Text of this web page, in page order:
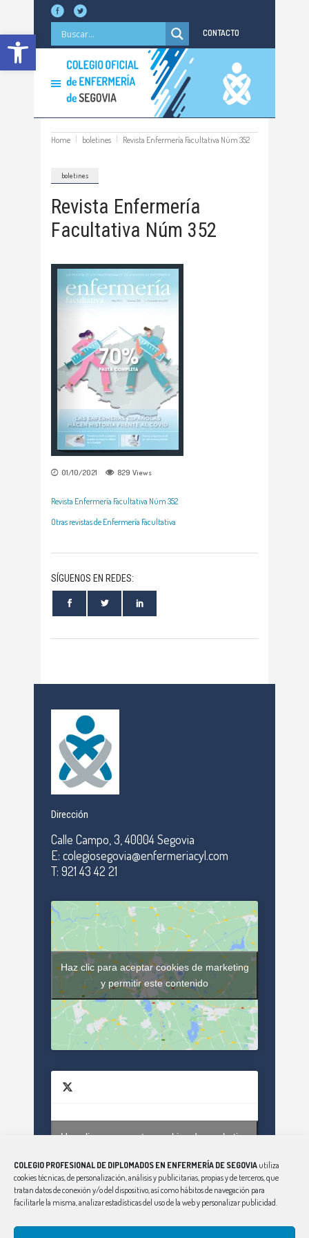
Abrir barra de herramientas
COLEGIO PROFESIONAL DE DIPLOMADOS EN ENFERMERÍA DE SEGOVIA utiliza
cookies técnicas, de personalización, análisis y publicitarias, propias y de terceros, que
tratan datos de conexión y/o del dispositivo, así como hábitos de navegación para
facilitarle la misma, analizar estadísticas del uso de la web y personalizar publicidad.
CONTACTO
Home boletines Revista Enfermería Facultativa Núm 352
boletines
Revista Enfermería
Facultativa Núm 352
01/10/2021 829 Views
Revista Enfermería Facultativa Núm 352
Otras revistas de Enfermería Facultativa
SÍGUENOS EN REDES:
Dirección
Calle Campo, 3, 40004 Segovia
E: colegiosegovia@enfermeriacyl.com
T: 921 43 42 21
Haz clic para aceptar cookies de marketing
y permitir este contenido
Haz clic para aceptar cookies de marketing